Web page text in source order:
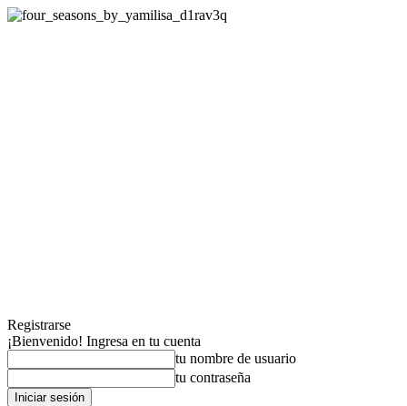
Registrarse
¡Bienvenido! Ingresa en tu cuenta
tu nombre de usuario
tu contraseña